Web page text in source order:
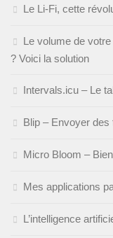
Le Li-Fi, cette
Le volume de
? Voici la solution
Intervals.icu – Le
Blip – Envoyer
Micro Bloom –
Mes applications
L’intelligence